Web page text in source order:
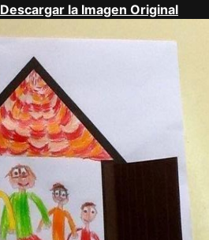
Descargar la Imagen Original